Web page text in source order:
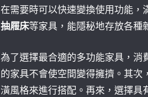
在需要時可以快速變換使用功能，
抽屜床等家具，能隱秘地存放各種
為了選擇最合適的多功能家具，消
的家具不會使空間變得擁擠。其
潢風格來進行搭配。再來，選擇具